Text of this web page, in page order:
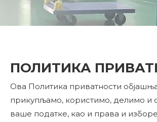
ПОЛИТИКА
Ова Политика приватности
прикупљамо, користимо, делимо и
ваше податке, као и права и изборе